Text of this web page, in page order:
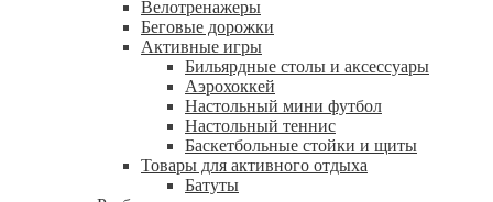
Велотренажеры
Беговые дорожки
Активные игры
Бильярдные столы и аксессуары
Аэрохоккей
Настольный мини футбол
Настольный теннис
Баскетбольные стойки и щиты
Товары для активного отдыха
Батуты